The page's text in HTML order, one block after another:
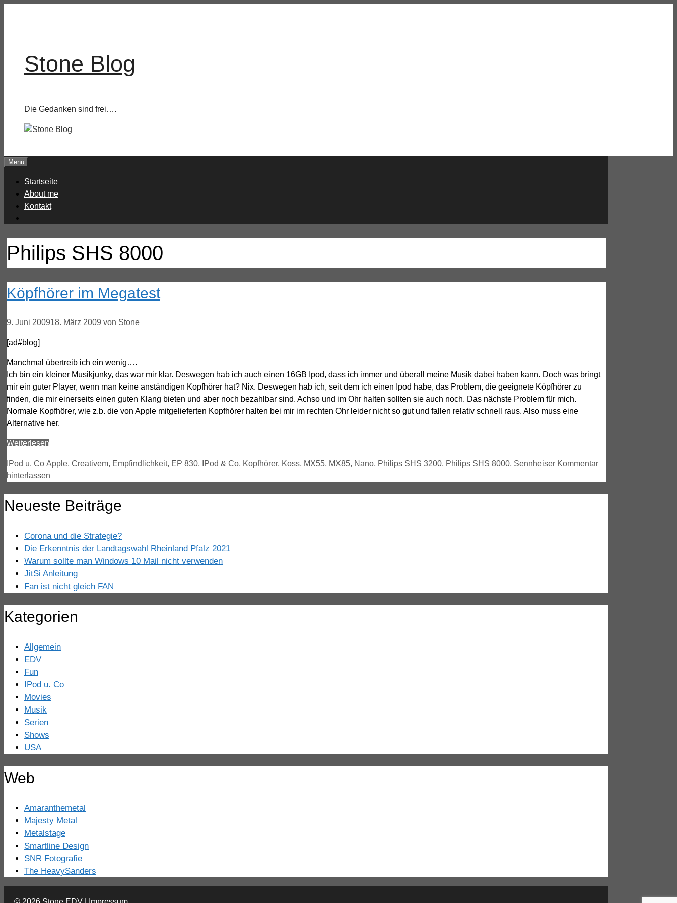
Stone Blog
Die Gedanken sind frei….
Menü
Startseite
About me
Kontakt
Philips SHS 8000
Köpfhörer im Megatest
9. Juni 200918. März 2009 von Stone
[ad#blog]
Manchmal übertreib ich ein wenig….
Ich bin ein kleiner Musikjunky, das war mir klar. Deswegen hab ich auch einen 16GB Ipod, dass ich immer und überall meine Musik dabei haben kann. Doch was bringt
mir ein guter Player, wenn man keine anständigen Kopfhörer hat? Nix. Deswegen hab ich, seit dem ich einen Ipod habe, das Problem, die geeignete Köpfhörer zu
finden, die mir einerseits einen guten Klang bieten und aber noch bezahlbar sind. Achso und im Ohr halten sollten sie auch noch. Das nächste Problem für mich.
Normale Kopfhörer, wie z.b. die von Apple mitgelieferten Kopfhörer halten bei mir im rechten Ohr leider nicht so gut und fallen relativ schnell raus. Also muss eine
Alternative her.
Weiterlesen
Kategorien
IPod u. Co Schlagwörter
Apple, Creativem, Empfindlichkeit, EP 830, IPod & Co, Kopfhörer, Koss, MX55, MX85, Nano, Philips SHS 3200, Philips SHS 8000, Sennheiser Kommentar
hinterlassen
Neueste Beiträge
Corona und die Strategie?
Die Erkenntnis der Landtagswahl Rheinland Pfalz 2021
Warum sollte man Windows 10 Mail nicht verwenden
JitSi Anleitung
Fan ist nicht gleich FAN
Kategorien
Allgemein
EDV
Fun
IPod u. Co
Movies
Musik
Serien
Shows
USA
Web
Amaranthemetal
Majesty Metal
Metalstage
Smartline Design
SNR Fotografie
The HeavySanders